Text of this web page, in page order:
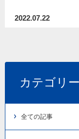
2022.07.22
カテゴリー
全ての記事